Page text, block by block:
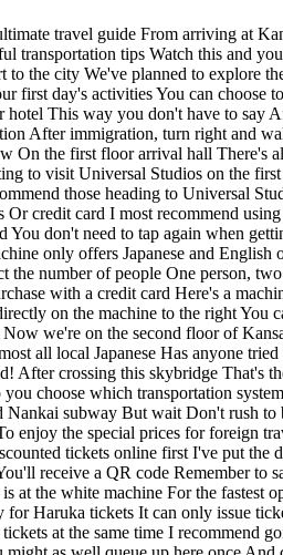
travel guide From arriving at
transportation tips Watch this and
the city We've planned to explore
first day's activities You can
This way you don't have to
After immigration, turn right and
On the first floor arrival hall
to visit Universal Studios on the
those heading to Universal
credit card I most recommend
don't need to tap again when
only offers Japanese and English
number of people One person,
with a credit card Here's a
on the machine to the right
we're on the second floor of
all local Japanese Has anyone
After crossing this skybridge That's
choose which transportation
subway But wait Don't rush
enjoy the special prices for foreign
tickets online first I've put
receive a QR code Remember
at the white machine For the
Haruka tickets It can only issue
at the same time I recommend